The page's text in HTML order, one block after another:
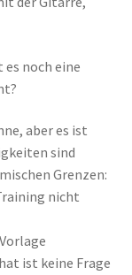
noch eine
aber es ist
sind
Grenzen:
nicht
ist keine Frage